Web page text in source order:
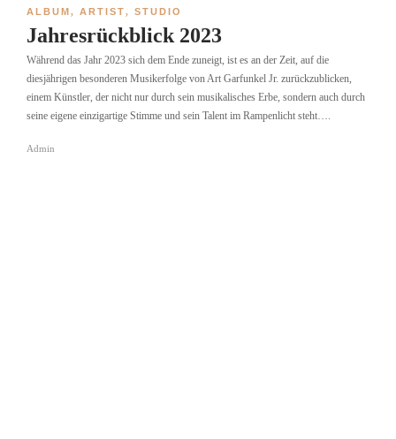
ALBUM, ARTIST, STUDIO
Jahresrückblick 2023
Während das Jahr 2023 sich dem Ende zuneigt, ist es an der Zeit, auf die
diesjährigen besonderen Musikerfolge von Art Garfunkel Jr. zurückzublicken,
einem Künstler, der nicht nur durch sein musikalisches Erbe, sondern auch durch
seine eigene einzigartige Stimme und sein Talent im Rampenlicht steht….
Admin